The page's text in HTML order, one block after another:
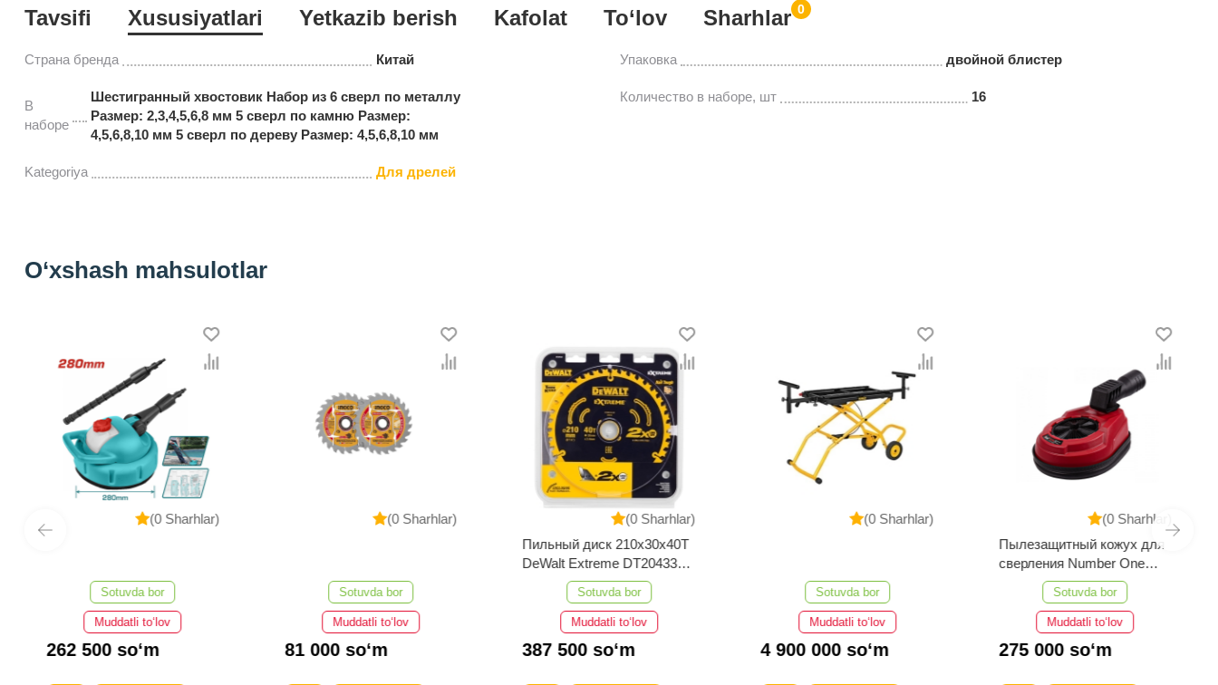
Tavsifi Xususiyatlari Yetkazib berish Kafolat To‘lov 0
Sharhlar
Страна бренда Китай
В
наборе
Шестигранный хвостовик Набор из 6 сверл по металлу
Размер: 2,3,4,5,6,8 мм 5 сверл по камню Размер:
4,5,6,8,10 мм 5 сверл по дереву Размер: 4,5,6,8,10 мм
Kategoriya Для дрелей
Упаковка двойной блистер
Количество в наборе, шт 16
O‘xshash mahsulotlar
(0 Sharhlar)
Sotuvda bor
Muddatli to‘lov
262 500 so‘m
(0 Sharhlar)
Sotuvda bor
Muddatli to‘lov
81 000 so‘m
(0 Sharhlar)
Пильный диск 210x30х40T
DeWalt Extreme DT20433-
Sotuvda bor
Muddatli to‘lov
387 500 so‘m
(0 Sharhlar)
Sotuvda bor
Muddatli to‘lov
4 900 000 so‘m
(0 Sharhlar)
Пылезащитный кожух для
сверления Number One
Sotuvda bor
Muddatli to‘lov
275 000 so‘m